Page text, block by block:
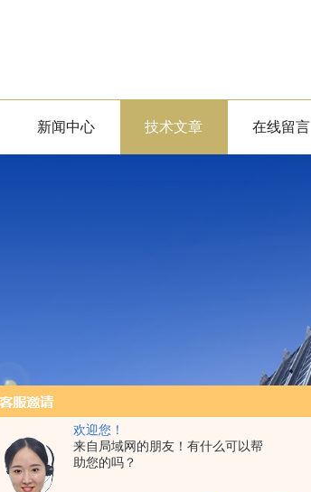
欢迎您！
来自局域网的朋友！有什么可以帮
助您的吗？
新闻中心 技术文章 在线留言